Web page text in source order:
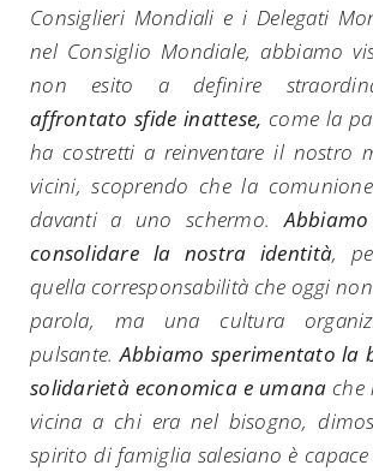
Consiglieri Mondiali e i Delegati
nel Consiglio Mondiale, abbiamo
non esito a definire
affrontato sfide inattese, come la
ha costretti a reinventare il nostro
vicini, scoprendo che la
davanti a uno schermo.
consolidare la nostra identità,
quella corresponsabilità che oggi
parola, ma una cultura
pulsante.Abbiamo sperimentato la
solidarietà economica e umana che
vicina a chi era nel bisogno,
spirito di famiglia salesiano è